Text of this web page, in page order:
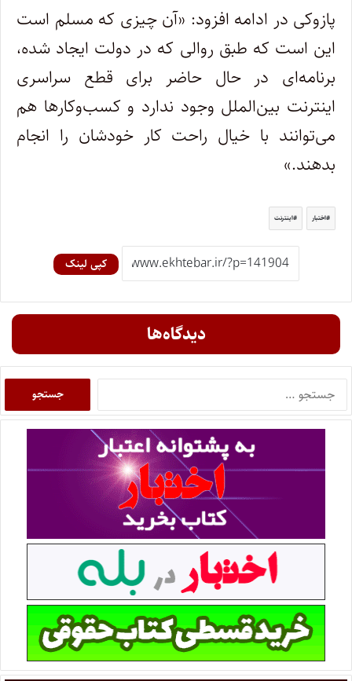
پازوکی در ادامه افزود: «آن چیزی که مسلم است
این است که طبق روالی که در دولت ایجاد شده،
برنامه‌ای در حال حاضر برای قطع سراسری
اینترنت بین‌الملل وجود ندارد و کسب‌وکارها هم
می‌توانند با خیال راحت کار خودشان را انجام
بدهند.»
اختبار اینترنت
کپی لینک
دیدگاه‌ها